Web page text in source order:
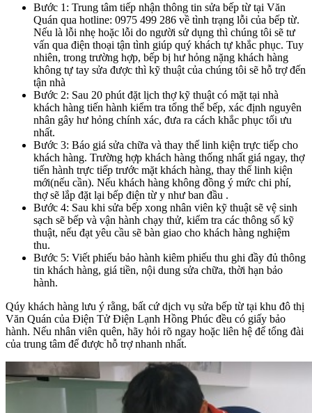
Bước 1: Trung tâm tiếp nhận thông tin sửa bếp từ tại Văn
Quán qua hotline: 0975 499 286 về tình trạng lỗi của bếp từ.
Nếu là lỗi nhẹ hoặc lỗi do người sử dụng thì chúng tôi sẽ tư
vấn qua điện thoại tận tình giúp quý khách tự khắc phục. Tuy
nhiên, trong trường hợp, bếp bị hư hỏng nặng khách hàng
không tự tay sửa được thì kỹ thuật của chúng tôi sẽ hỗ trợ đến
tận nhà
Bước 2: Sau 20 phút đặt lịch thợ kỹ thuật có mặt tại nhà
khách hàng tiến hành kiểm tra tổng thể bếp, xác định nguyên
nhân gây hư hỏng chính xác, đưa ra cách khắc phục tối ưu
nhất.
Bước 3: Báo giá sửa chữa và thay thế linh kiện trực tiếp cho
khách hàng. Trường hợp khách hàng thống nhất giá ngay, thợ
tiến hành trực tiếp trước mặt khách hàng, thay thế linh kiện
mới(nếu cần). Nếu khách hàng không đồng ý mức chi phí,
thợ sẽ lắp đặt lại bếp điện từ y như ban đầu .
Bước 4: Sau khi sửa bếp xong nhân viên kỹ thuật sẽ vệ sinh
sạch sẽ bếp và vận hành chạy thử, kiểm tra các thông số kỹ
thuật, nếu đạt yêu cầu sẽ bàn giao cho khách hàng nghiệm
thu.
Bước 5: Viết phiếu bảo hành kiêm phiếu thu ghi đầy đủ thông
tin khách hàng, giá tiền, nội dung sửa chữa, thời hạn bảo
hành.
Qúy khách hàng lưu ý rằng, bất cứ dịch vụ sửa bếp từ tại khu đô thị
Văn Quán của Điện Tử Điện Lạnh Hồng Phúc đều có giấy bảo
hành. Nếu nhân viên quên, hãy hỏi rõ ngay hoặc liên hệ để tổng đài
của trung tâm để được hỗ trợ nhanh nhất.